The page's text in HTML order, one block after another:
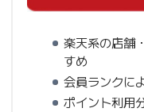
楽天系の店舗
すめ
会員ランクに
ポイント利用